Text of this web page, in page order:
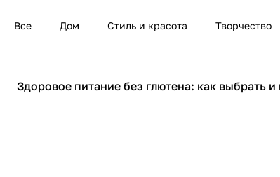
Все Дом Стиль и красота Творчество
Советы покупателям
Здоровое питание без глютена: как выбрать и